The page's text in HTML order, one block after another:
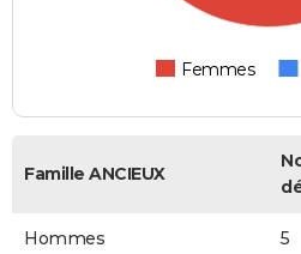
Femmes
Famille ANCIEUX
Hommes 5